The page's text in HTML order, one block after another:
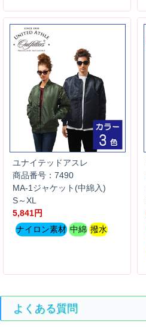
ユナイテッドアスレ
商品番号：7490
MA-1ジャケット(中綿入)
S～XL
5,841円
ナイロン素材 中綿 撥水
よくある質問